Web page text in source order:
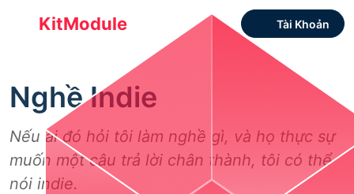
KitModule Tài Khoản
Nghề Indie
Nếu ai đó hỏi tôi làm nghề gì, và họ thực sự
muốn một câu trả lời chân thành, tôi có thể
nói indie.